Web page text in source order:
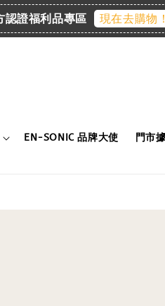
利品專區 現在去購物！ 【
EN-SONIC 品牌大使 門市